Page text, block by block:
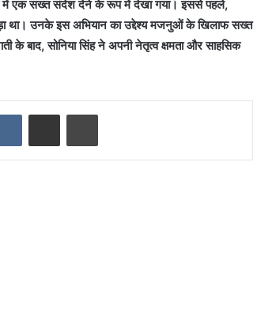
में एक सख्त संदेश देने के रूप में देखा गया। इससे पहले,
था। उनके इस अभियान का उद्देश्य मजनुओं के खिलाफ सख्त
के बाद, सोनिया सिंह ने अपनी नेतृत्व क्षमता और साहसिक
VKontakteShare via Email Print